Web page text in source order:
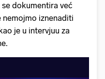
dokumentira već
iznenaditi
je u intervjuu za